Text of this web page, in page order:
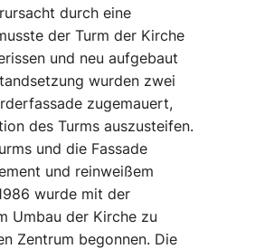
durch eine
der Turm der Kirche
und neu aufgebaut
wurden zwei
zugemauert,
des Turms auszusteifen.
und die Fassade
und reinweißem
wurde mit der
Umbau der Kirche zu
Zentrum begonnen. Die